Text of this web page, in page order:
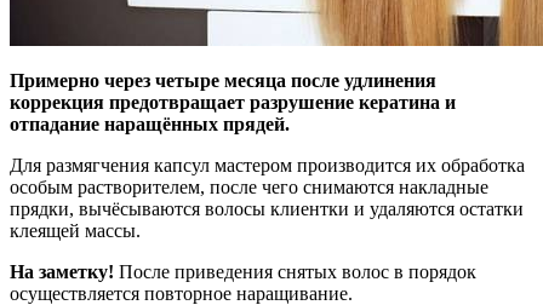
Примерно через четыре месяца после удлинения
коррекция предотвращает разрушение кератина и
отпадание наращённых прядей.
Для размягчения капсул мастером производится их обработка
особым растворителем, после чего снимаются накладные
прядки, вычёсываются волосы клиентки и удаляются остатки
клеящей массы.
На заметку! После приведения снятых волос в порядок
осуществляется повторное наращивание.